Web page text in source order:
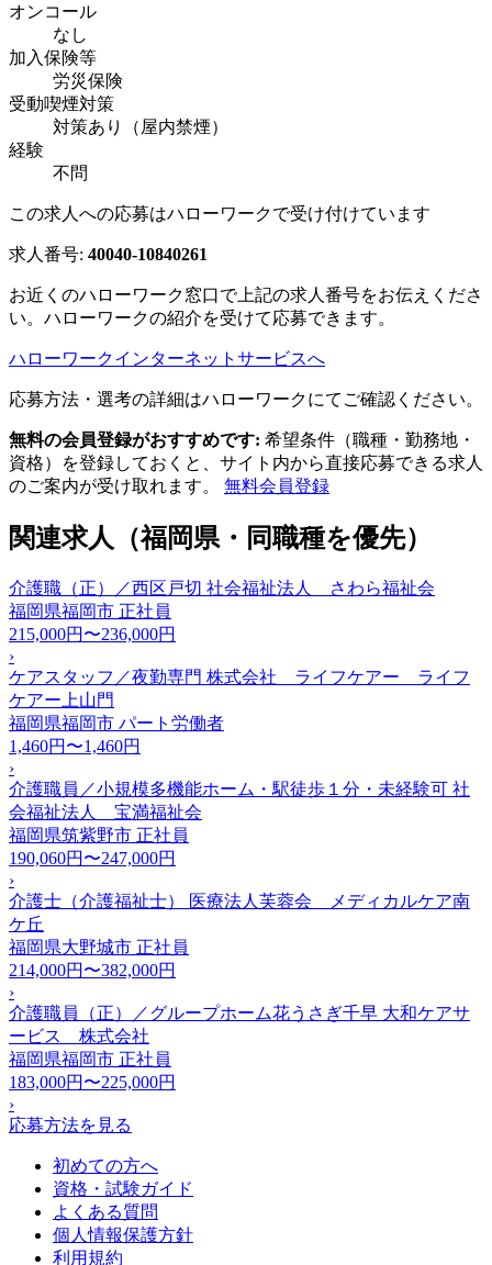
オンコール
なし
加入保険等
労災保険
受動喫煙対策
対策あり（屋内禁煙）
経験
不問
この求人への応募はハローワークで受け付けています
求人番号: 40040-10840261
お近くのハローワーク窓口で上記の求人番号をお伝えくださ
い。ハローワークの紹介を受けて応募できます。
ハローワークインターネットサービスへ
応募方法・選考の詳細はハローワークにてご確認ください。
無料の会員登録がおすすめです: 希望条件（職種・勤務地・
資格）を登録しておくと、サイト内から直接応募できる求人
のご案内が受け取れます。 無料会員登録
関連求人（福岡県・同職種を優先）
介護職（正）／西区戸切 社会福祉法人 さわら福祉会
福岡県福岡市 正社員
215,000円〜236,000円
›
ケアスタッフ／夜勤専門 株式会社 ライフケアー ライフ
ケアー上山門
福岡県福岡市 パート労働者
1,460円〜1,460円
›
介護職員／小規模多機能ホーム・駅徒歩１分・未経験可 社
会福祉法人 宝満福祉会
福岡県筑紫野市 正社員
190,060円〜247,000円
›
介護士（介護福祉士） 医療法人芙蓉会 メディカルケア南
ケ丘
福岡県大野城市 正社員
214,000円〜382,000円
›
介護職員（正）／グループホーム花うさぎ千早 大和ケアサ
ービス 株式会社
福岡県福岡市 正社員
183,000円〜225,000円
›
応募方法を見る
初めての方へ
資格・試験ガイド
よくある質問
個人情報保護方針
利用規約